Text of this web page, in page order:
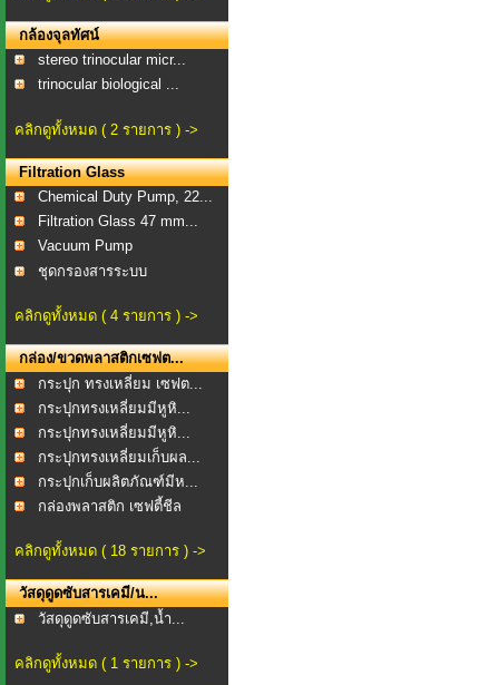
กล้องจุลทัศน์
stereo trinocular micr...
trinocular biological ...
คลิกดูทั้งหมด ( 2 รายการ ) ->
Filtration Glass
Chemical Duty Pump, 22...
Filtration Glass 47 mm...
Vacuum Pump
ชุดกรองสารระบบ
คลิกดูทั้งหมด ( 4 รายการ ) ->
กล่อง/ขวดพลาสติกเซฟต...
กระปุก ทรงเหลี่ยม เซฟต...
กระปุกทรงเหลี่ยมมีหูหิ...
กระปุกทรงเหลี่ยมมีหูหิ...
กระปุกทรงเหลี่ยมเก็บผล...
กระปุกเก็บผลิตภัณฑ์มีห...
กล่องพลาสติก เซฟตี้ชีล
คลิกดูทั้งหมด ( 18 รายการ ) ->
วัสดุดูดซับสารเคมี/น...
วัสดุดูดซับสารเคมี,น้ำ...
คลิกดูทั้งหมด ( 1 รายการ ) ->